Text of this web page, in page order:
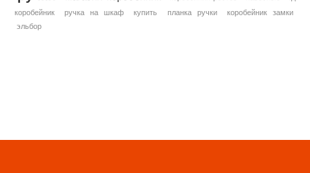
коробейник
ручка на шкаф купить планка ручки
коробейник замки
эльбор